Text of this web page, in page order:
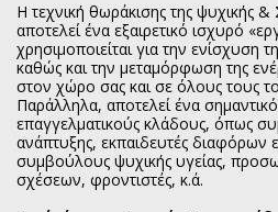
Η τεχνική θωράκισης της ψυχικής &
αποτελεί ένα εξαιρετικό ισχυρό
χρησιμοποιείται για την ενίσχυση
καθώς και την μεταμόρφωση της
στον χώρο σας και σε όλους τους
Παράλληλα, αποτελεί ένα
επαγγελματικούς κλάδους, όπως
ανάπτυξης, εκπαιδευτές διαφόρων
συμβούλους ψυχικής υγείας,
σχέσεων, φροντιστές, κ.ά.